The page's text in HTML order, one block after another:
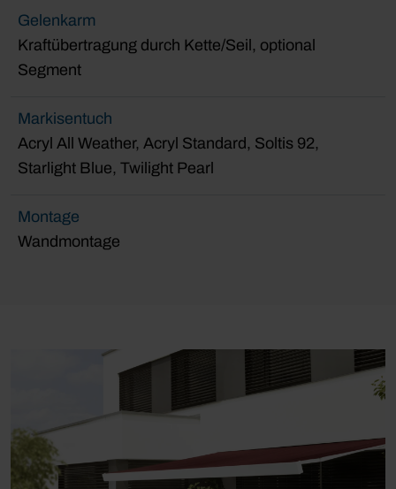
Gelenkarm
Kraftübertragung durch Kette/Seil, optional
Segment
Markisentuch
Acryl All Weather, Acryl Standard, Soltis 92,
Starlight Blue, Twilight Pearl
Montage
Wandmontage